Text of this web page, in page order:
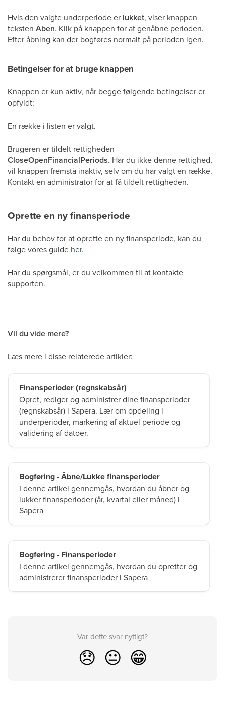
Hvis den valgte underperiode er lukket, viser knappen
teksten Åben. Klik på knappen for at genåbne perioden.
Efter åbning kan der bogføres normalt på perioden igen.
Betingelser for at bruge knappen
Knappen er kun aktiv, når begge følgende betingelser er
opfyldt:
En række i listen er valgt.
Brugeren er tildelt rettigheden
CloseOpenFinancialPeriods. Har du ikke denne rettighed,
vil knappen fremstå inaktiv, selv om du har valgt en række.
Kontakt en administrator for at få tildelt rettigheden.
Oprette en ny finansperiode
Har du behov for at oprette en ny finansperiode, kan du
følge vores guide her.
Har du spørgsmål, er du velkommen til at kontakte
supporten.
Vil du vide mere?
Læs mere i disse relaterede artikler:
Finansperioder (regnskabsår)
Opret, rediger og administrer dine finansperioder
(regnskabsår) i Sapera. Lær om opdeling i
underperioder, markering af aktuel periode og
validering af datoer.
Bogføring - Åbne/Lukke finansperioder
I denne artikel gennemgås, hvordan du åbner og
lukker finansperioder (år, kvartal eller måned) i
Sapera
Bogføring - Finansperioder
I denne artikel gennemgås, hvordan du opretter og
administrerer finansperioder i Sapera
Var dette svar nyttigt?
😞 😐 😁